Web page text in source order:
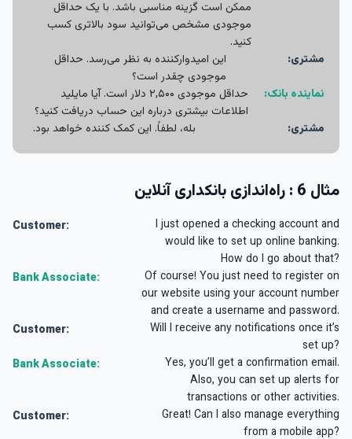
ممکن است گزینه مناسبی باشد. با یک حداقل
موجودی مشخص می‌توانید سود بالاتری کسب
کنید.
مشتری:
این امیدوارکننده به نظر می‌رسد. حداقل
موجودی چقدر است؟
نماینده بانک:
حداقل موجودی ۲,۵۰۰ دلار است. آیا مایلید
اطلاعات بیشتری درباره این حساب دریافت کنید؟
مشتری:
بله، لطفاً. این کمک کننده خواهد بود.
مثال 6 : راه‌اندازی بانکداری آنلاین
Customer:
I just opened a checking account and
would like to set up online banking.
How do I go about that?
Bank Associate:
Of course! You just need to register on
our website using your account number
and create a username and password.
Customer:
Will I receive any notifications once it’s
set up?
Bank Associate:
Yes, you’ll get a confirmation email.
Also, you can set up alerts for
transactions or other activities.
Customer:
Great! Can I also manage everything
from a mobile app?